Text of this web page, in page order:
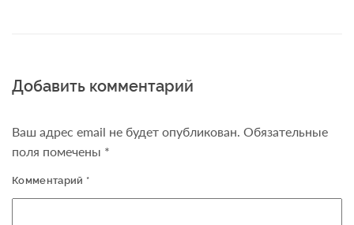
Добавить комментарий
Ваш адрес email не будет опубликован. Обязательные
поля помечены *
Комментарий *